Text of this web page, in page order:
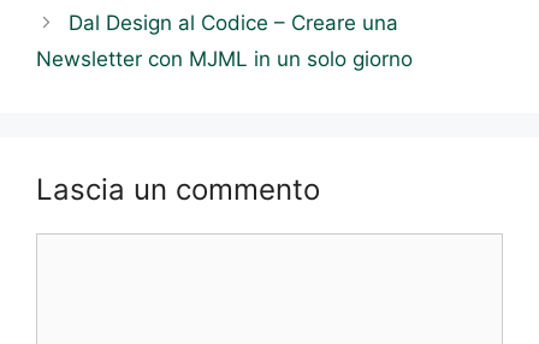
Dal Design al Codice – Creare una
Newsletter con MJML in un solo giorno
Lascia un commento